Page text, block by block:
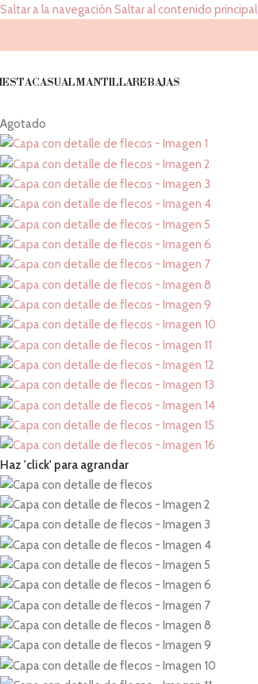
Saltar a la navegación Saltar al contenido principal
CASUALMANTILLAREBAJAS
Agotado
Haz 'click' para agrandar